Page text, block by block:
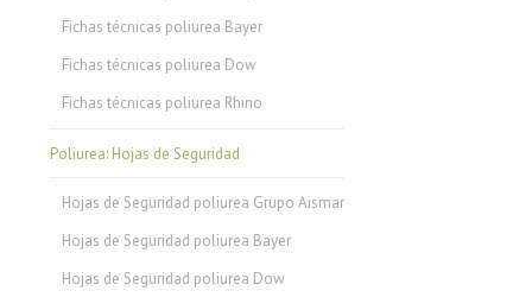
Fichas técnicas poliurea Bayer
Fichas técnicas poliurea Dow
Fichas técnicas poliurea Rhino
Poliurea: Hojas de Seguridad
Hojas de Seguridad poliurea Grupo Aismar
Hojas de Seguridad poliurea Bayer
Hojas de Seguridad poliurea Dow